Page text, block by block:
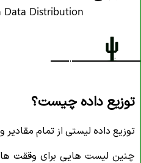
Data Distribution
توزیع داده چیست؟
توزیع داده لیستی از تمام مقادیر
چنین لیست هایی برای وققت